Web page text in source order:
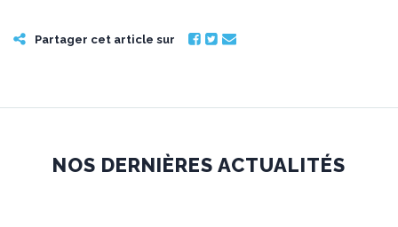
Partager cet article sur
NOS DERNIÈRES ACTUALITÉS